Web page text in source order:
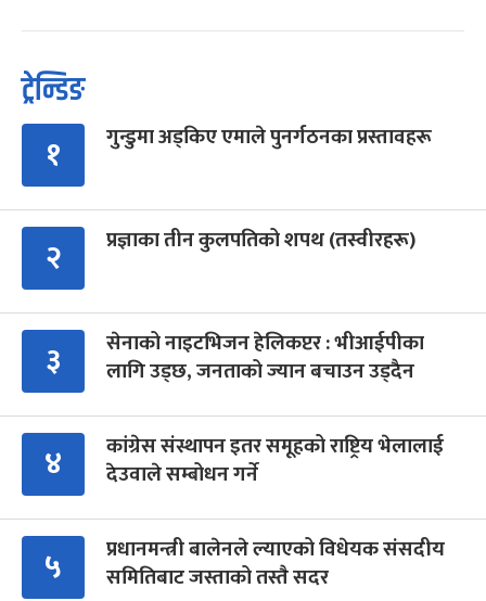
ट्रेन्डिङ
१ गुन्डुमा अड्किए एमाले पुनर्गठनका प्रस्तावहरू
२ प्रज्ञाका तीन कुलपतिको शपथ (तस्वीरहरू)
३
सेनाको नाइटभिजन हेलिकप्टर : भीआईपीका
लागि उड्छ, जनताको ज्यान बचाउन उड्दैन
४
कांग्रेस संस्थापन इतर समूहको राष्ट्रिय भेलालाई
देउवाले सम्बोधन गर्ने
५
प्रधानमन्त्री बालेनले ल्याएको विधेयक संसदीय
समितिबाट जस्ताको तस्तै सदर